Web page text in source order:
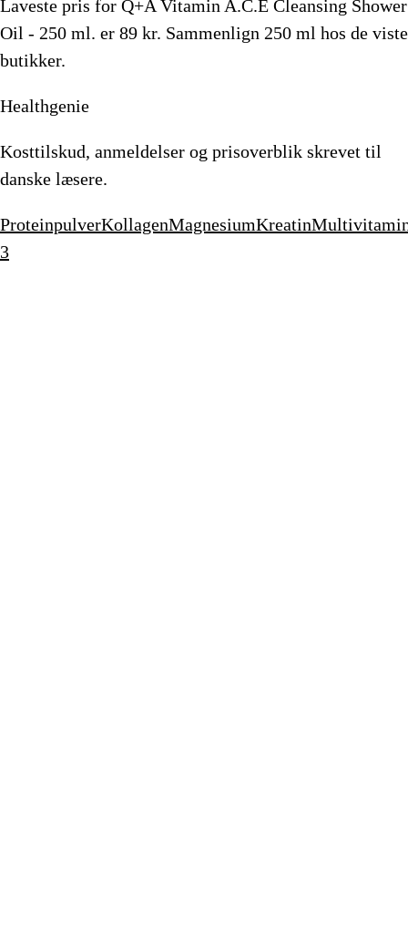
Laveste pris for Q+A Vitamin A.C.E Cleansing Shower
Oil - 250 ml. er 89 kr. Sammenlign 250 ml hos de viste
butikker.
Healthgenie
Kosttilskud, anmeldelser og prisoverblik skrevet til
danske læsere.
ProteinpulverKollagenMagnesiumKreatin
3